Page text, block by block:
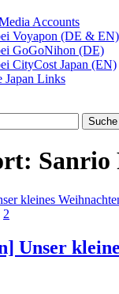
Accounts
Voyapon (DE & EN)
GoGoNihon (DE)
CityCost Japan (EN)
Japan Links
Sanrio
2
Unser